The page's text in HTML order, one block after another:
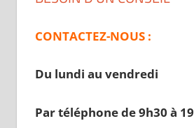
CONTACTEZ-NOUS :
Du lundi au vendredi
Par téléphone de 9h30 à 19